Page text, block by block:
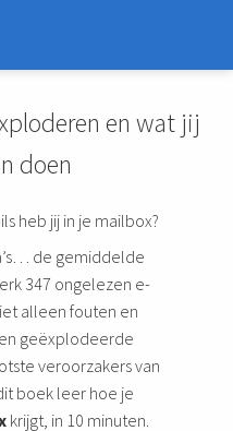
en wat jij
doen
heb jij in je mailbox?
de gemiddelde
347 ongelezen e-
alleen fouten en
geëxplodeerde
veroorzakers van
boek leer hoe je
krijgt, in 10 minuten.